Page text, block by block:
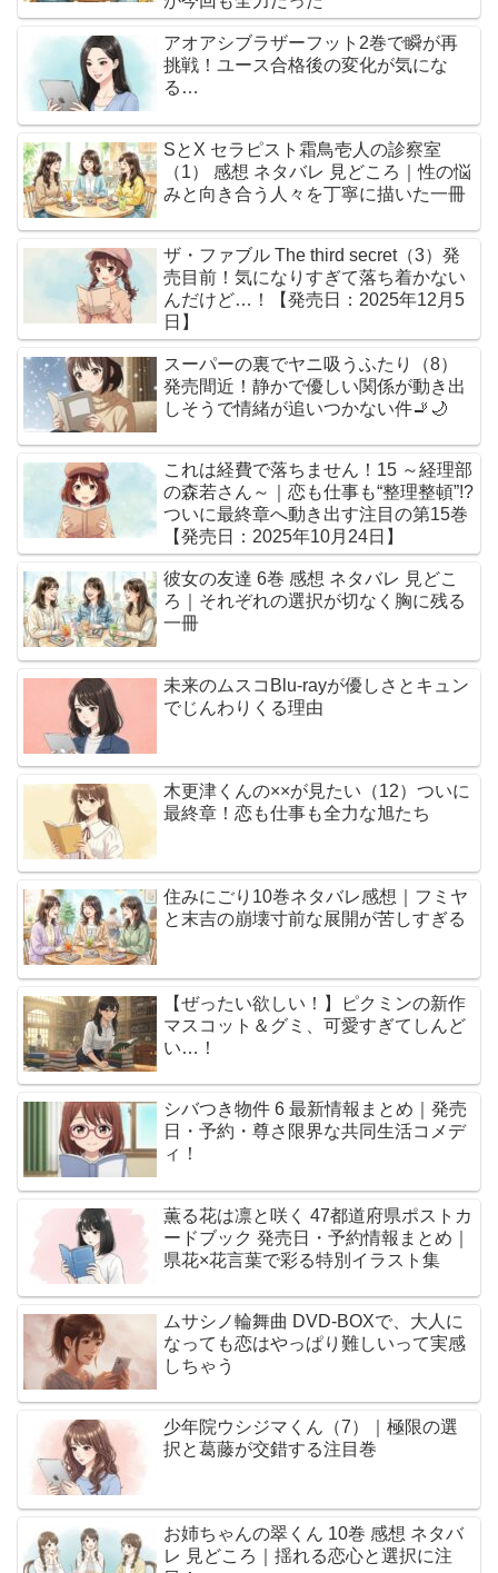
アオアシブラザーフット2巻で瞬が再
挑戦！ユース合格後の変化が気にな
る…
SとX セラピスト霜鳥壱人の診察室
（1） 感想 ネタバレ 見どころ｜性の悩
みと向き合う人々を丁寧に描いた一冊
ザ・ファブル The third secret（3）発
売目前！気になりすぎて落ち着かない
んだけど…！【発売日：2025年12月5
日】
スーパーの裏でヤニ吸うふたり（8）
発売間近！静かで優しい関係が動き出
しそうで情緒が追いつかない件🚬🌙
これは経費で落ちません！15 ～経理部
の森若さん～｜恋も仕事も“整理整頓”!?
ついに最終章へ動き出す注目の第15巻
【発売日：2025年10月24日】
彼女の友達 6巻 感想 ネタバレ 見どこ
ろ｜それぞれの選択が切なく胸に残る
一冊
未来のムスコBlu-rayが優しさとキュン
でじんわりくる理由
木更津くんの××が見たい（12）ついに
最終章！恋も仕事も全力な旭たち
住みにごり10巻ネタバレ感想｜フミヤ
と末吉の崩壊寸前な展開が苦しすぎる
【ぜったい欲しい！】ピクミンの新作
マスコット＆グミ、可愛すぎてしんど
い…！
シバつき物件 6 最新情報まとめ｜発売
日・予約・尊さ限界な共同生活コメデ
ィ！
薫る花は凛と咲く 47都道府県ポストカ
ードブック 発売日・予約情報まとめ｜
県花×花言葉で彩る特別イラスト集
ムサシノ輪舞曲 DVD-BOXで、大人に
なっても恋はやっぱり難しいって実感
しちゃう
少年院ウシジマくん（7）｜極限の選
択と葛藤が交錯する注目巻
お姉ちゃんの翠くん 10巻 感想 ネタバ
レ 見どころ｜揺れる恋心と選択に注